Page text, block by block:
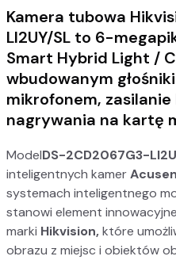
Kamera tubowa
LI2UY/SL to 6-
Smart Hybrid Light /
wbudowanym
mikrofonem, zasilanie
nagrywania na kartę
ModelDS-2CD2067G3-
inteligentnych kamer
systemach inteligentnego
stanowi element
marki Hikvision,które
obrazu z miejsc i obiektów